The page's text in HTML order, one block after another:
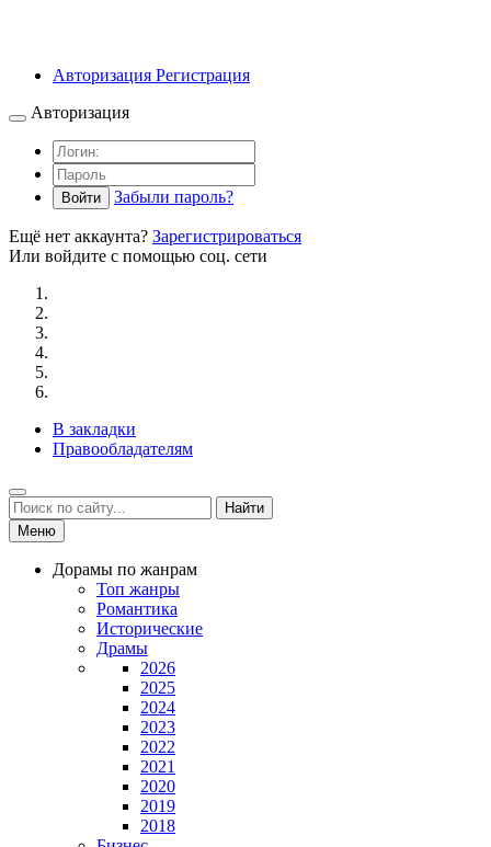
Авторизация Регистрация
Авторизация
Войти Забыли пароль?
Ещё нет аккаунта? Зарегистрироваться
Или войдите с помощью соц. сети
В закладки
Правообладателям
Найти
Меню
Дорамы по жанрам
Топ жанры
Романтика
Исторические
Драмы
2026
2025
2024
2023
2022
2021
2020
2019
2018